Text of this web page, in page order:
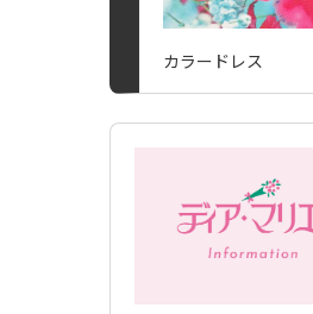
カラードレス